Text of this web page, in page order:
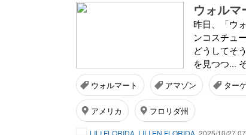
ウォルマ
昨日、「ウ
ンコスチュ
どうしてそ
を見つつ...
ウォルマート アマゾン ター
アメリカ フロリダ州
LILI FLORIDA LILI EN FLORIDA 2025/10/27